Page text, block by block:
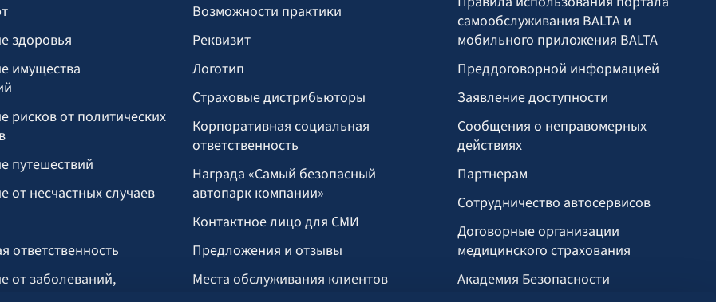
здоровья
имущества
рисков от политических
путешествий
от несчастных случаев
ответственность
от заболеваний,
Возможности практики
Реквизит
Логотип
Страховые дистрибьюторы
Корпоративная социальная
ответственность
Награда «Самый безопасный
автопарк компании»
Контактное лицо для СМИ
Предложения и отзывы
Места обслуживания клиентов
самообслуживания BALTA и
мобильного приложения BALTA
Преддоговорной информацией
Заявление доступности
Сообщения о неправомерных
действиях
Партнерам
Сотрудничество автосервисов
Договорные организации
медицинского страхования
Академия Безопасности